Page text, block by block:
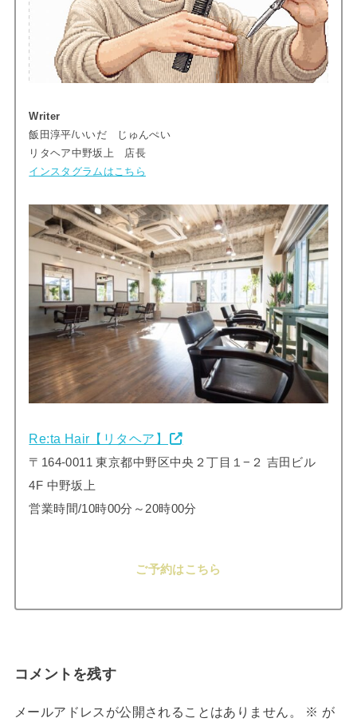
Writer
飯田淳平/いいだ じゅんぺい
リタヘア中野坂上 店長
インスタグラムはこちら
Re:ta Hair【リタヘア】
〒164-0011 東京都中野区中央２丁目１−２ 吉田ビル
4F 中野坂上
営業時間/10時00分～20時00分
ご予約はこちら
コメントを残す
メールアドレスが公開されることはありません。 ※ が